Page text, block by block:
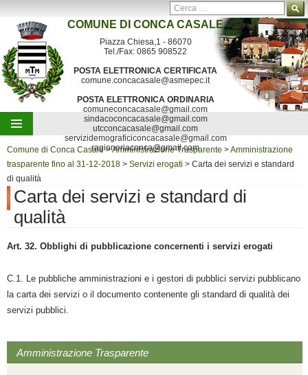
Ricerca per:
Contatti Mappa del sito Segnalazioni
COMUNE DI CONCA CASALE
Piazza Chiesa,1 - 86070
Tel./Fax: 0865 908522
POSTA ELETTRONICA CERTIFICATA
comune.concacasale@asmepec.it
POSTA ELETTRONICA ORDINARIA
comuneconcacasale@gmail.com
sindacoconcacasale@gmail.com
utcconcacasale@gmail.com
servizidemograficiconcacasale@gmail.com
ragioneriaconca@gmail.com
Vai al contenuto
Comune di Conca Casale>Amministrazione Trasparente >Amministrazione
trasparente fino al 31-12-2018 > Servizi erogati > Carta dei servizi e standard
di qualità
Carta dei servizi e standard di
qualità
Art. 32. Obblighi di pubblicazione concernenti i servizi erogati
C.1. Le pubbliche amministrazioni e i gestori di pubblici servizi pubblicano
la carta dei servizi o il documento contenente gli standard di qualità dei
servizi pubblici.
Amministrazione Trasparente